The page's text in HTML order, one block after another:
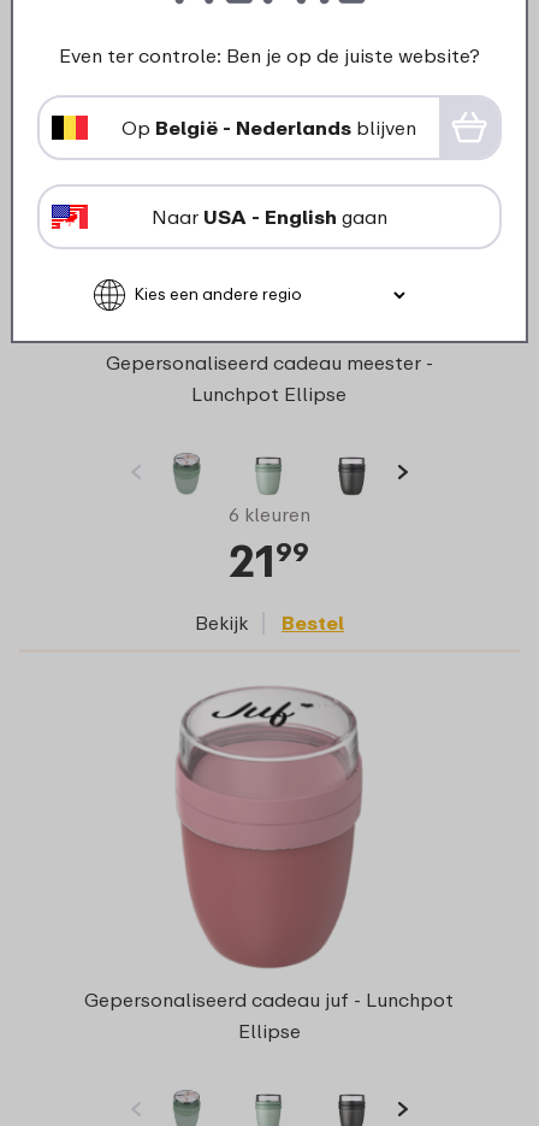
Gepersonaliseerd cadeau meester -
Lunchpot Ellipse
6 kleuren
2199
Bekijk Bestel
Gepersonaliseerd cadeau juf - Lunchpot
Ellipse
Even ter controle: Ben je op de juiste website?
Op België - Nederlands blijven
Naar USA - English gaan